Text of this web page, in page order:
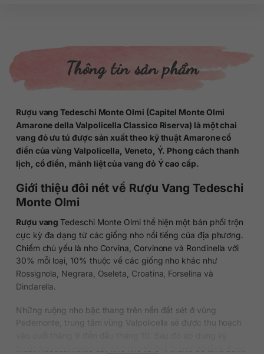
Thông tin sản phẩm
Rượu vang Tedeschi Monte Olmi (Capitel Monte Olmi
Amarone della Valpolicella Classico Riserva) là một chai
vang đỏ ưu tú được sản xuất theo kỹ thuật Amarone cổ
điển của vùng Valpolicella, Veneto, Ý. Phong cách thanh
lịch, cổ điển, mãnh liệt của vang đỏ Ý cao cấp.
Giới thiệu đôi nét về Rượu Vang Tedeschi
Monte Olmi
Rượu vangTedeschi Monte Olmi thể hiện một bản phối trộn
cực kỳ đa dạng từ các giống nho nổi tiếng của địa phương.
Chiếm chủ yếu là nho Corvina, Corvinone và Rondinella với
30% mỗi loại, 10% thuộc về các giống nho khác như
Rossignola, Negrara, Oseleta, Croatina, Forselina và
Dindarella.
Những ruộng nho bậc thang trên nền đất sét ở vùng
Pedemonte, trung tâm vùng Valpolicella sẽ được thu hoạch